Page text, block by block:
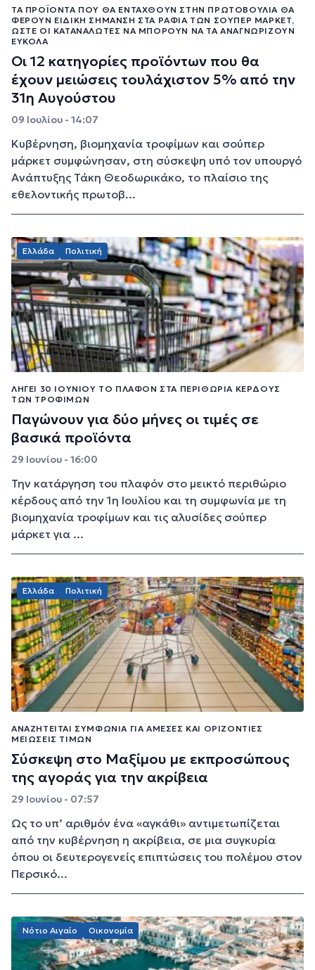
ΤΑ ΠΡΟΪΌΝΤΑ ΠΟΥ ΘΑ ΕΝΤΑΧΘΟΎΝ ΣΤΗΝ ΠΡΩΤΟΒΟΥΛΊΑ ΘΑ
ΦΈΡΟΥΝ ΕΙΔΙΚΉ ΣΉΜΑΝΣΗ ΣΤΑ ΡΆΦΙΑ ΤΩΝ ΣΟΎΠΕΡ ΜΆΡΚΕΤ,
ΏΣΤΕ ΟΙ ΚΑΤΑΝΑΛΩΤΈΣ ΝΑ ΜΠΟΡΟΎΝ ΝΑ ΤΑ ΑΝΑΓΝΩΡΊΖΟΥΝ
ΕΎΚΟΛΑ
Οι 12 κατηγορίες προϊόντων που θα
έχουν μειώσεις τουλάχιστον 5% από την
31η Αυγούστου
09 Ιουλίου - 14:07
Κυβέρνηση, βιομηχανία τροφίμων και σούπερ
μάρκετ συμφώνησαν, στη σύσκεψη υπό τον υπουργό
Ανάπτυξης Τάκη Θεοδωρικάκο, το πλαίσιο της
εθελοντικής πρωτοβ...
Ελλάδα Πολιτική
ΛΉΓΕΙ 30 ΙΟΥΝΊΟΥ ΤΟ ΠΛΑΦΌΝ ΣΤΑ ΠΕΡΙΘΏΡΙΑ ΚΈΡΔΟΥΣ
ΤΩΝ ΤΡΟΦΊΜΩΝ
Παγώνουν για δύο μήνες οι τιμές σε
βασικά προϊόντα
29 Ιουνίου - 16:00
Την κατάργηση του πλαφόν στο μεικτό περιθώριο
κέρδους από την 1η Ιουλίου και τη συμφωνία με τη
βιομηχανία τροφίμων και τις αλυσίδες σούπερ
μάρκετ για ...
Ελλάδα Πολιτική
ΑΝΑΖΗΤΕΊΤΑΙ ΣΥΜΦΩΝΊΑ ΓΙΑ ΆΜΕΣΕΣ ΚΑΙ ΟΡΙΖΌΝΤΙΕΣ
ΜΕΙΏΣΕΙΣ ΤΙΜΏΝ
Σύσκεψη στο Μαξίμου με εκπροσώπους
της αγοράς για την ακρίβεια
29 Ιουνίου - 07:57
Ως το υπ’ αριθμόν ένα «αγκάθι» αντιμετωπίζεται
από την κυβέρνηση η ακρίβεια, σε μια συγκυρία
όπου οι δευτερογενείς επιπτώσεις του πολέμου στον
Περσικό...
Νότιο Αιγαίο Οικονομία